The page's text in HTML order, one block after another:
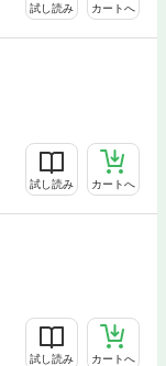
試し読み カートへ
試し読み カートへ
試し読み カートへ